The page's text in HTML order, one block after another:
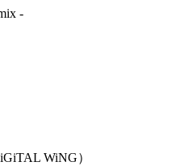
-
WiNG）